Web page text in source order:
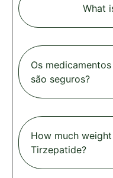
What
Os
são seguros?
How much
Tirzepatide?